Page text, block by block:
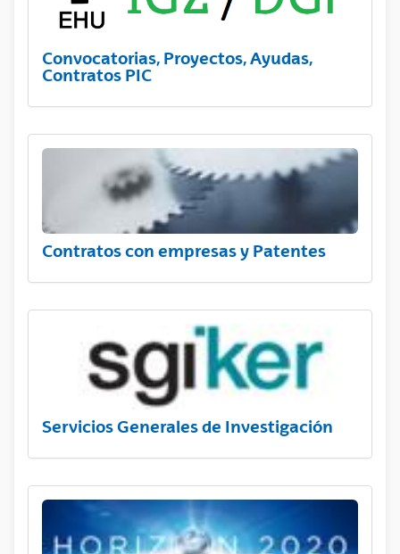
Convocatorias, Proyectos, Ayudas,
Contratos PIC
Contratos con empresas y Patentes
Servicios Generales de Investigación